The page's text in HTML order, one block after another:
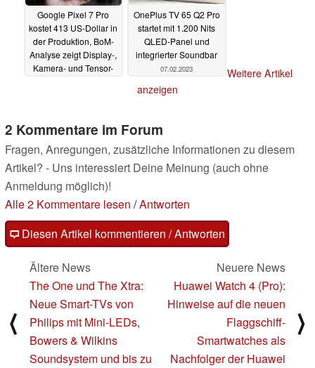
Google Pixel 7 Pro
kostet 413 US-Dollar in
der Produktion, BoM-
Analyse zeigt Display-,
Kamera- und Tensor-
OnePlus TV 65 Q2 Pro
startet mit 1.200 Nits
QLED-Panel und
integrierter Soundbar
07.02.2023
Weitere Artikel
anzeigen
2 Kommentare im Forum
Fragen, Anregungen, zusätzliche Informationen zu diesem
Artikel? - Uns interessiert Deine Meinung (auch ohne
Anmeldung möglich)!
Alle 2 Kommentare lesen /Antworten
Diesen Artikel kommentieren / Antworten
⟨
Ältere News
The One und The Xtra:
Neue Smart-TVs von
Philips mit Mini-LEDs,
Bowers & Wilkins
Soundsystem und bis zu
Neuere News
Huawei Watch 4 (Pro):
Hinweise auf die neuen
Flaggschiff-
Smartwatches als
Nachfolger der Huawei
⟩